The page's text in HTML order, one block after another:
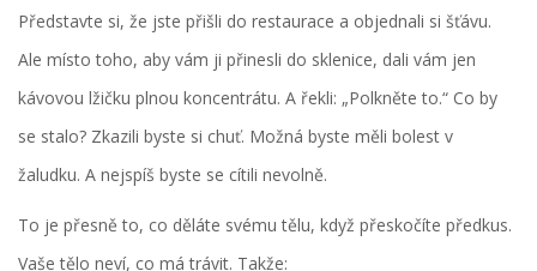
Představte si, že jste přišli do restaurace a objednali si šťávu.
Ale místo toho, aby vám ji přinesli do sklenice, dali vám jen
kávovou lžičku plnou koncentrátu. A řekli: „Polkněte to.“ Co by
se stalo? Zkazili byste si chuť. Možná byste měli bolest v
žaludku. A nejspíš byste se cítili nevolně.
To je přesně to, co děláte svému tělu, když přeskočíte předkus.
Vaše tělo neví, co má trávit. Takže: